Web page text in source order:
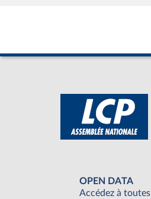
OPEN DATA
Accédez à toutes